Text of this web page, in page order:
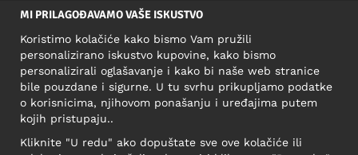
Vaša se narudžba isporučuje brzo i možete je pratiti putem:
DRUŠTVENE MREŽE
MI PRILAGOĐAVAMO VAŠE ISKUSTVO
Koristimo kolačiće kako bismo Vam pružili
personalizirano iskustvo kupovine, kako bismo
personalizirali oglašavanje i kako bi naše web stranice
bile pouzdane i sigurne. U tu svrhu prikupljamo podatke
o korisnicima, njihovom ponašanju i uređajima putem
kojih pristupaju..
Kliknite "U redu" ako dopuštate sve ove kolačiće ili